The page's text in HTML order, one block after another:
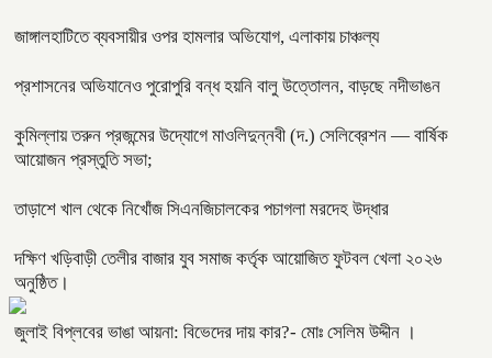
জাঙ্গালহাটিতে ব্যবসায়ীর ওপর হামলার অভিযোগ, এলাকায় চাঞ্চল্য
প্রশাসনের অভিযানেও পুরোপুরি বন্ধ হয়নি বালু উত্তোলন, বাড়ছে নদীভাঙন
কুমিল্লায় তরুন প্রজন্মের উদ্যোগে মাওলিদুন্নবী (দ.) সেলিব্রেশন — বার্ষিক
আয়োজন প্রস্তুতি সভা;
তাড়াশে খাল থেকে নিখোঁজ সিএনজিচালকের পচাগলা মরদেহ উদ্ধার
দক্ষিণ খড়িবাড়ী তেলীর বাজার যুব সমাজ কর্তৃক আয়োজিত ফুটবল খেলা ২০২৬
অনুষ্ঠিত।
জুলাই বিপ্লবের ভাঙা আয়না: বিভেদের দায় কার?- মোঃ সেলিম উদ্দীন ।